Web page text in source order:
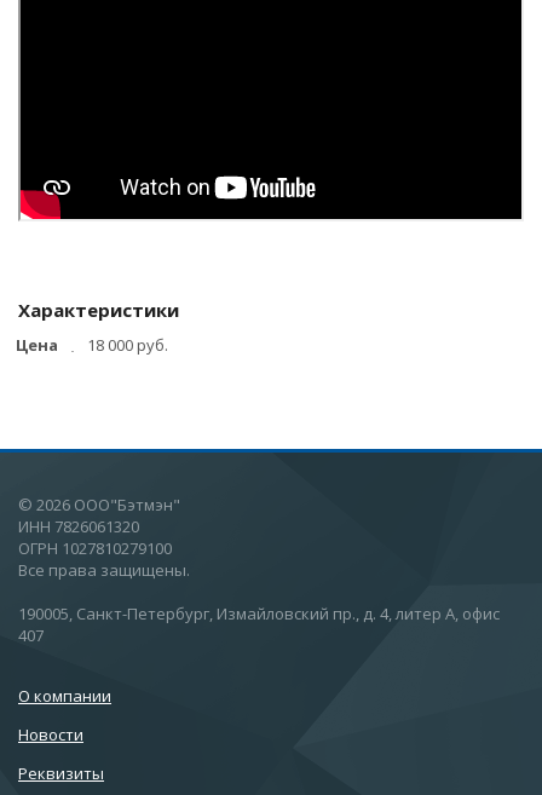
Характеристики
Цена 18 000 руб.
© 2026 ООО"Бэтмэн"
ИНН 7826061320
ОГРН 1027810279100
Все права защищены.
190005, Санкт-Петербург, Измайловский пр., д. 4, литер А, офис
407
О компании
Новости
Реквизиты